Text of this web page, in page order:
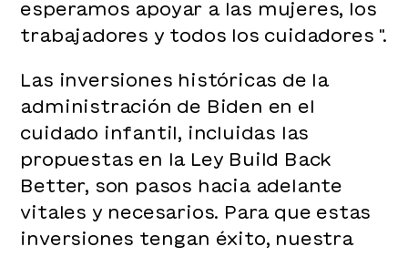
esperamos apoyar a las mujeres, los
trabajadores y todos los cuidadores ".
Las inversiones históricas de la
administración de Biden en el
cuidado infantil, incluidas las
propuestas en la Ley Build Back
Better, son pasos hacia adelante
vitales y necesarios. Para que estas
inversiones tengan éxito, nuestra